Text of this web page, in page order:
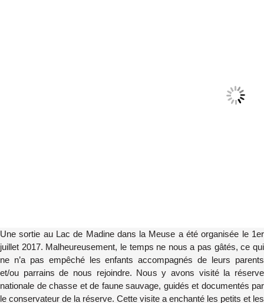
Une sortie au Lac de Madine dans la Meuse a été organisée le 1er
juillet 2017. Malheureusement, le temps ne nous a pas gâtés, ce qui
ne n’a pas empêché les enfants accompagnés de leurs parents
et/ou parrains de nous rejoindre. Nous y avons visité la réserve
nationale de chasse et de faune sauvage, guidés et documentés par
le conservateur de la réserve. Cette visite a enchanté les petits et les